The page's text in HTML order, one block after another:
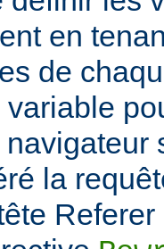
en
de
la